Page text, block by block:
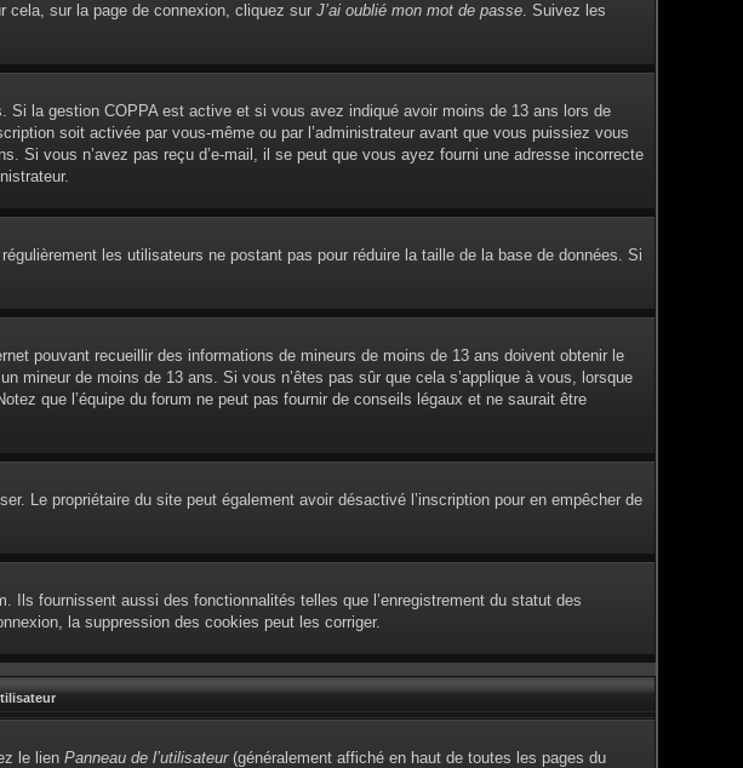
cela, sur la page de connexion, cliquez sur J’ai oublié mon mot de passe. Suivez les
la gestion COPPA est active et si vous avez indiqué avoir moins de 13 ans lors de
soit activée par vous-même ou par l’administrateur avant que vous puissiez vous
Si vous n’avez pas reçu d’e-mail, il se peut que vous ayez fourni une adresse incorrecte
les utilisateurs ne postant pas pour réduire la taille de la base de données. Si
pouvant recueillir des informations de mineurs de moins de 13 ans doivent obtenir le
mineur de moins de 13 ans. Si vous n’êtes pas sûr que cela s’applique à vous, lorsque
que l’équipe du forum ne peut pas fournir de conseils légaux et ne saurait être
Le propriétaire du site peut également avoir désactivé l’inscription pour en empêcher de
fournissent aussi des fonctionnalités telles que l’enregistrement du statut des
la suppression des cookies peut les corriger.
le lien Panneau de l’utilisateur(généralement affiché en haut de toutes les pages du